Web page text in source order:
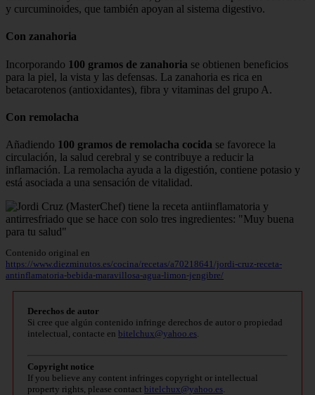
y curcuminoides, que también apoyan al sistema digestivo.
Con zanahoria
Incorporando 100 gramos de zanahoria se obtienen beneficios
para la piel, la vista y las defensas. La zanahoria es rica en
betacarotenos (antioxidantes), fibra y vitaminas del grupo A.
Con remolacha
Añadiendo 100 gramos de remolacha cocida se favorece la
circulación, la salud cerebral y se contribuye a reducir la
inflamación. La remolacha ayuda a la digestión, contiene potasio y
está asociada a una sensación de vitalidad.
Contenido original en
https://www.diezminutos.es/cocina/recetas/a70218641/jordi-cruz-receta-
antinflamatoria-bebida-maravillosa-agua-limon-jengibre/
Derechos de autor
Si cree que algún contenido infringe derechos de autor o propiedad
intelectual, contacte en bitelchux@yahoo.es
Copyright notice
If you believe any content infringes copyright or intellectual
property rights, please contact bitelchux@yahoo.es